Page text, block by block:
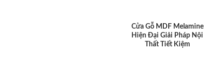
Cửa Gỗ MDF Melamine
Hiện Đại Giải Pháp Nội
Thất Tiết Kiệm